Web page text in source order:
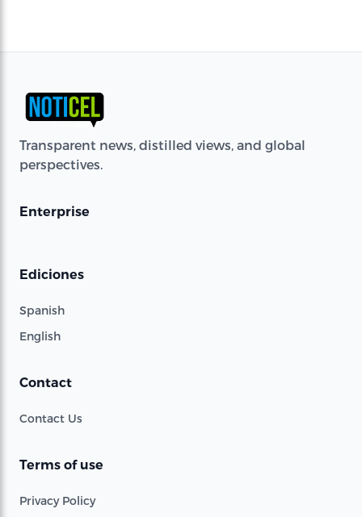
Transparent news, distilled views, and global
perspectives.
Enterprise
Ediciones
Spanish
English
Contact
Contact Us
Terms of use
Privacy Policy